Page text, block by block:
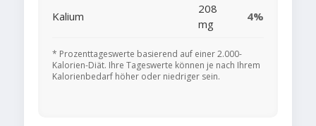
Kalium
208
mg
4%
* Prozenttageswerte basierend auf einer 2.000-
Kalorien-Diät. Ihre Tageswerte können je nach Ihrem
Kalorienbedarf höher oder niedriger sein.